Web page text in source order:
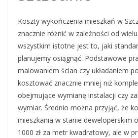
Koszty wykończenia mieszkań w
znacznie różnić w zależności od
wszystkim istotne jest to, jaki
planujemy osiągnąć. Podstawowe
malowaniem ścian czy układaniem
kosztować znacznie mniej niż
obejmujące wymianę instalacji czy
wymiar. Średnio można przyjąć, że
mieszkania w stanie deweloperskim
1000 zł za metr kwadratowy, ale w